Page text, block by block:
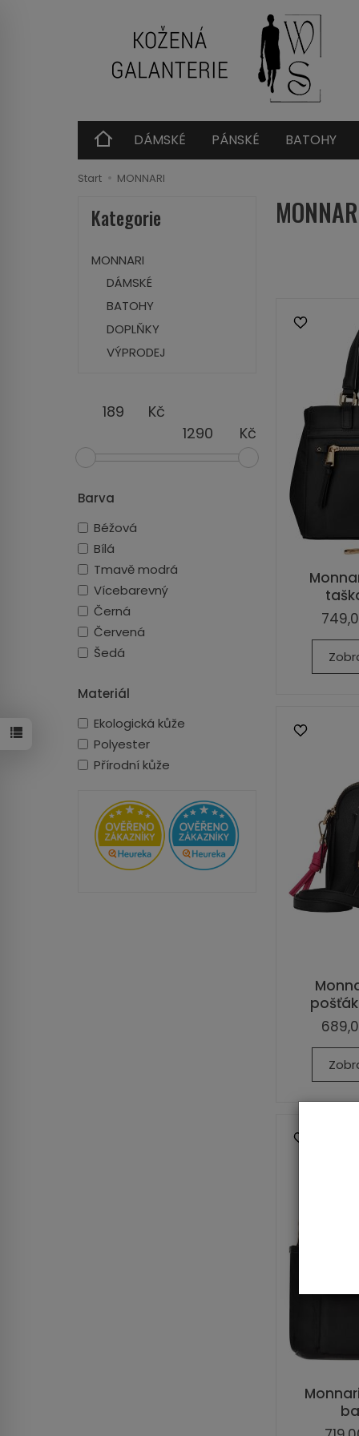
DÁMSKÉ PÁNSKÉ BATOHY
Start MONNARI
Kategorie
MONNARI
DÁMSKÉ
BATOHY
DOPLŇKY
VÝPRODEJ
Kč
Kč
Barva
Béžová
Bílá
Tmavě modrá
Vícebarevný
Černá
Červená
Šedá
Materiál
Ekologická kůže
Polyester
Přírodní kůže